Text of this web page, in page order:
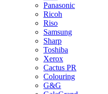
Panasonic
Ricoh
Riso
Samsung
Sharp
Toshiba
Xerox
Cactus PR
Colouring
G&G